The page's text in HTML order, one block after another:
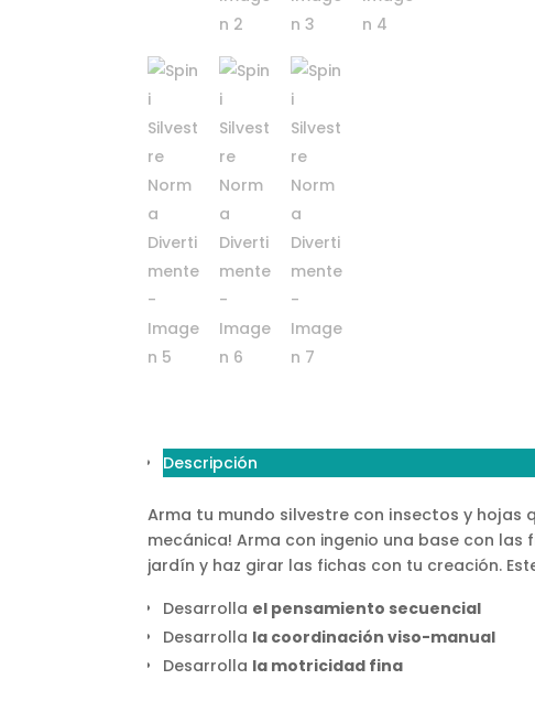
Descripción
Arma tu mundo silvestre con insectos y hojas
mecánica! Arma con ingenio una base con
jardín y haz girar las fichas con tu creación.
Desarrolla el pensamiento secuencial
Desarrolla la coordinación viso-manual
Desarrolla la motricidad fina